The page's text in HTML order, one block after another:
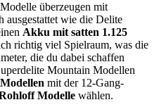
Modelle überzeugen mit
ausgestattet wie die Delite
Akku mit satten 1.125
richtig viel Spielraum, was die
die du dabei schaffen
Mountain Modellen
mit der 12-Gang-
Modelle wählen.